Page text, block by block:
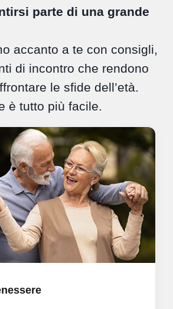
parte di una grande
accanto a te con consigli,
di incontro che rendono
le sfide dell’età.
è tutto più facile.